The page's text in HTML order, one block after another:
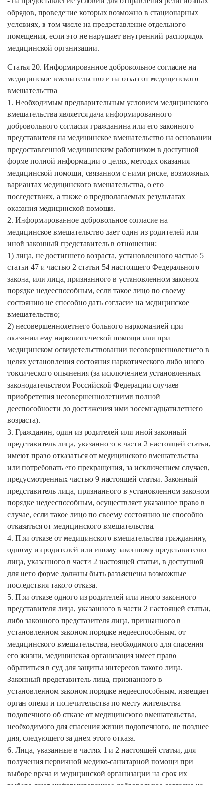
обрядов, проведение которых возможно в стационарных
условиях, в том числе на предоставление отдельного
помещения, если это не нарушает внутренний распорядок
медицинской организации.
Статья 20. Информированное добровольное согласие на
медицинское вмешательство и на отказ от медицинского
вмешательства
1. Необходимым предварительным условием медицинского
вмешательства является дача информированного
добровольного согласия гражданина или его законного
представителя на медицинское вмешательство на основании
предоставленной медицинским работником в доступной
форме полной информации о целях, методах оказания
медицинской помощи, связанном с ними риске, возможных
вариантах медицинского вмешательства, о его
последствиях, а также о предполагаемых результатах
оказания медицинской помощи.
2. Информированное добровольное согласие на
медицинское вмешательство дает один из родителей или
иной законный представитель в отношении:
1) лица, не достигшего возраста, установленного частью 5
статьи 47 и частью 2 статьи 54 настоящего Федерального
закона, или лица, признанного в установленном законом
порядке недееспособным, если такое лицо по своему
состоянию не способно дать согласие на медицинское
вмешательство;
2) несовершеннолетнего больного наркоманией при
оказании ему наркологической помощи или при
медицинском освидетельствовании несовершеннолетнего в
целях установления состояния наркотического либо иного
токсического опьянения (за исключением установленных
законодательством Российской Федерации случаев
приобретения несовершеннолетними полной
дееспособности до достижения ими восемнадцатилетнего
возраста).
3. Гражданин, один из родителей или иной законный
представитель лица, указанного в части 2 настоящей статьи,
имеют право отказаться от медицинского вмешательства
или потребовать его прекращения, за исключением случаев,
предусмотренных частью 9 настоящей статьи. Законный
представитель лица, признанного в установленном законом
порядке недееспособным, осуществляет указанное право в
случае, если такое лицо по своему состоянию не способно
отказаться от медицинского вмешательства.
4. При отказе от медицинского вмешательства гражданину,
одному из родителей или иному законному представителю
лица, указанного в части 2 настоящей статьи, в доступной
для него форме должны быть разъяснены возможные
последствия такого отказа.
5. При отказе одного из родителей или иного законного
представителя лица, указанного в части 2 настоящей статьи,
либо законного представителя лица, признанного в
установленном законом порядке недееспособным, от
медицинского вмешательства, необходимого для спасения
его жизни, медицинская организация имеет право
обратиться в суд для защиты интересов такого лица.
Законный представитель лица, признанного в
установленном законом порядке недееспособным, извещает
орган опеки и попечительства по месту жительства
подопечного об отказе от медицинского вмешательства,
необходимого для спасения жизни подопечного, не позднее
дня, следующего за днем этого отказа.
6. Лица, указанные в частях 1 и 2 настоящей статьи, для
получения первичной медико-санитарной помощи при
выборе врача и медицинской организации на срок их